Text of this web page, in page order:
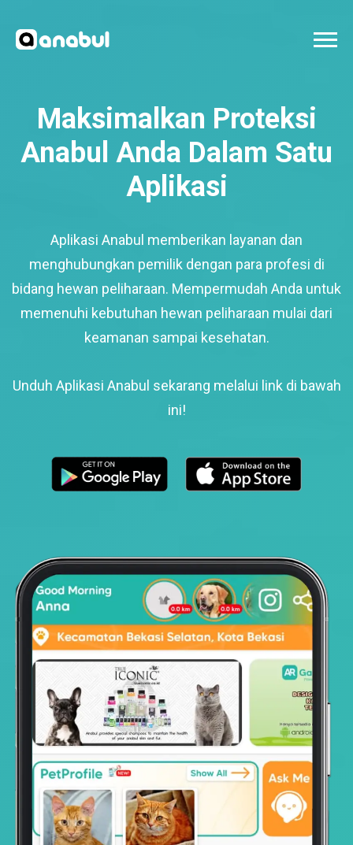
Maksimalkan Proteksi
Anabul Anda Dalam Satu
Aplikasi
Aplikasi Anabul memberikan layanan dan
menghubungkan pemilik dengan para profesi di
bidang hewan peliharaan. Mempermudah Anda untuk
memenuhi kebutuhan hewan peliharaan mulai dari
keamanan sampai kesehatan.
Unduh Aplikasi Anabul sekarang melalui link di bawah
ini!